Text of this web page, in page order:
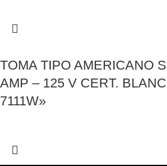
TOMA TIPO AMERICANO
AMP – 125 V CERT.
7111W»